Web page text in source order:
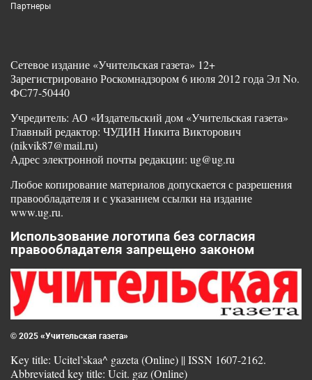
Партнеры
Сетевое издание «Учительская газета» 12+
Зарегистрировано Роскомнадзором 6 июля 2012 года Эл No.
ФС77-50440
Учредитель: АО «Издательский дом «Учительская газета»
Главный редактор: ЧУДИН Никита Викторович
(nikvik87@mail.ru)
Адрес электронной почты редакции: ug@ug.ru
Любое копирование материалов допускается с разрешения
правообладателя и с указанием ссылки на издание
www.ug.ru.
Использование логотипа без согласия
правообладателя запрещено законом
© 2025 «Учительская газета»
Key title: Ucitel’skaa^ gazeta (Online) || ISSN 1607-2162.
Abbreviated key title: Ucit. gaz (Online)